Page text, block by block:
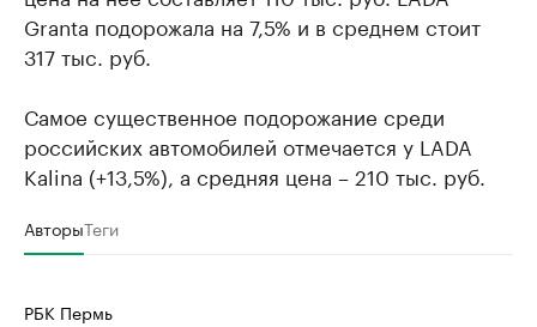
Granta подорожала на 7,5% и в среднем стоит
317 тыс. руб.
Самое существенное подорожание среди
российских автомобилей отмечается у LADA
Kalina (+13,5%), а средняя цена – 210 тыс. руб.
АвторыТеги
РБК Пермь